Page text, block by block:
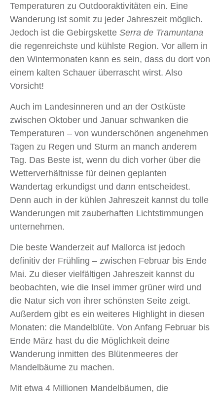
Temperaturen zu Outdooraktivitäten ein. Eine
Wanderung ist somit zu jeder Jahreszeit möglich.
Jedoch ist die Gebirgskette Serra de Tramuntana
die regenreichste und kühlste Region. Vor allem in
den Wintermonaten kann es sein, dass du dort von
einem kalten Schauer überrascht wirst. Also
Vorsicht!
Auch im Landesinneren und an der Ostküste
zwischen Oktober und Januar schwanken die
Temperaturen – von wunderschönen angenehmen
Tagen zu Regen und Sturm an manch anderem
Tag. Das Beste ist, wenn du dich vorher über die
Wetterverhältnisse für deinen geplanten
Wandertag erkundigst und dann entscheidest.
Denn auch in der kühlen Jahreszeit kannst du tolle
Wanderungen mit zauberhaften Lichtstimmungen
unternehmen.
Die beste Wanderzeit auf Mallorca ist jedoch
definitiv der Frühling – zwischen Februar bis Ende
Mai. Zu dieser vielfältigen Jahreszeit kannst du
beobachten, wie die Insel immer grüner wird und
die Natur sich von ihrer schönsten Seite zeigt.
Außerdem gibt es ein weiteres Highlight in diesen
Monaten: die Mandelblüte. Von Anfang Februar bis
Ende März hast du die Möglichkeit deine
Wanderung inmitten des Blütenmeeres der
Mandelbäume zu machen.
Mit etwa 4 Millionen Mandelbäumen, die